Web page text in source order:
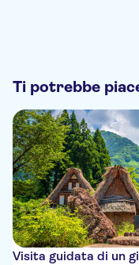
Ti potrebbe
Visita guidata di un